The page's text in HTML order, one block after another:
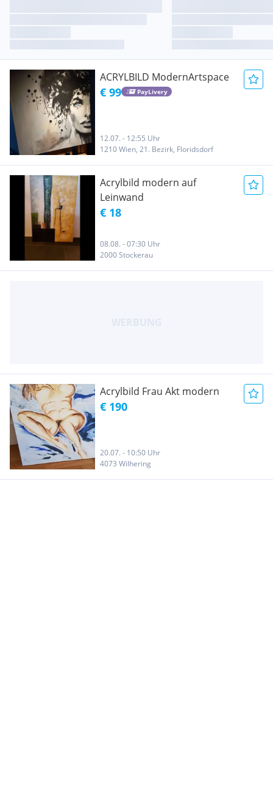
ACRYLBILD ModernArtspace
€ 99 PayLivery
12.07. - 12:55 Uhr
1210 Wien, 21. Bezirk, Floridsdorf
Acrylbild modern auf
Leinwand
€ 18
08.08. - 07:30 Uhr
2000 Stockerau
Acrylbild Frau Akt modern
€ 190
20.07. - 10:50 Uhr
4073 Wilhering